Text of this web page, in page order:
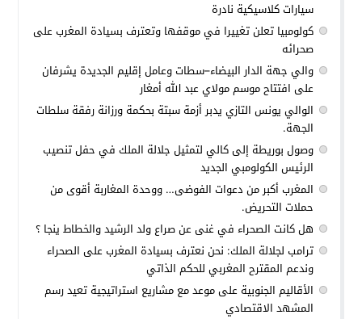
سيارات كلاسيكية نادرة
كولومبيا تعلن تغييرا في موقفها وتعترف بسيادة المغرب على
صحرائه
والي جهة الدار البيضاء–سطات وعامل إقليم الجديدة يشرفان
على افتتاح موسم مولاي عبد الله أمغار
الوالي يونس التازي يدبر أزمة سبتة بحكمة ورزانة رفقة سلطات
الجهة.
وصول بوريطة إلى كالي لتمثيل جلالة الملك في حفل تنصيب
الرئيس الكولومبي الجديد
المغرب أكبر من دعوات الفوضى… ووحدة المغاربة أقوى من
حملات التحريض.
هل كانت الصحراء في غنى عن صراع ولد الرشيد والخطاط ينجا ؟
ترامب لجلالة الملك: نحن نعترف بسيادة المغرب على الصحراء
وندعم المقترح المغربي للحكم الذاتي
الأقاليم الجنوبية على موعد مع مشاريع استراتيجية تعيد رسم
المشهد الاقتصادي